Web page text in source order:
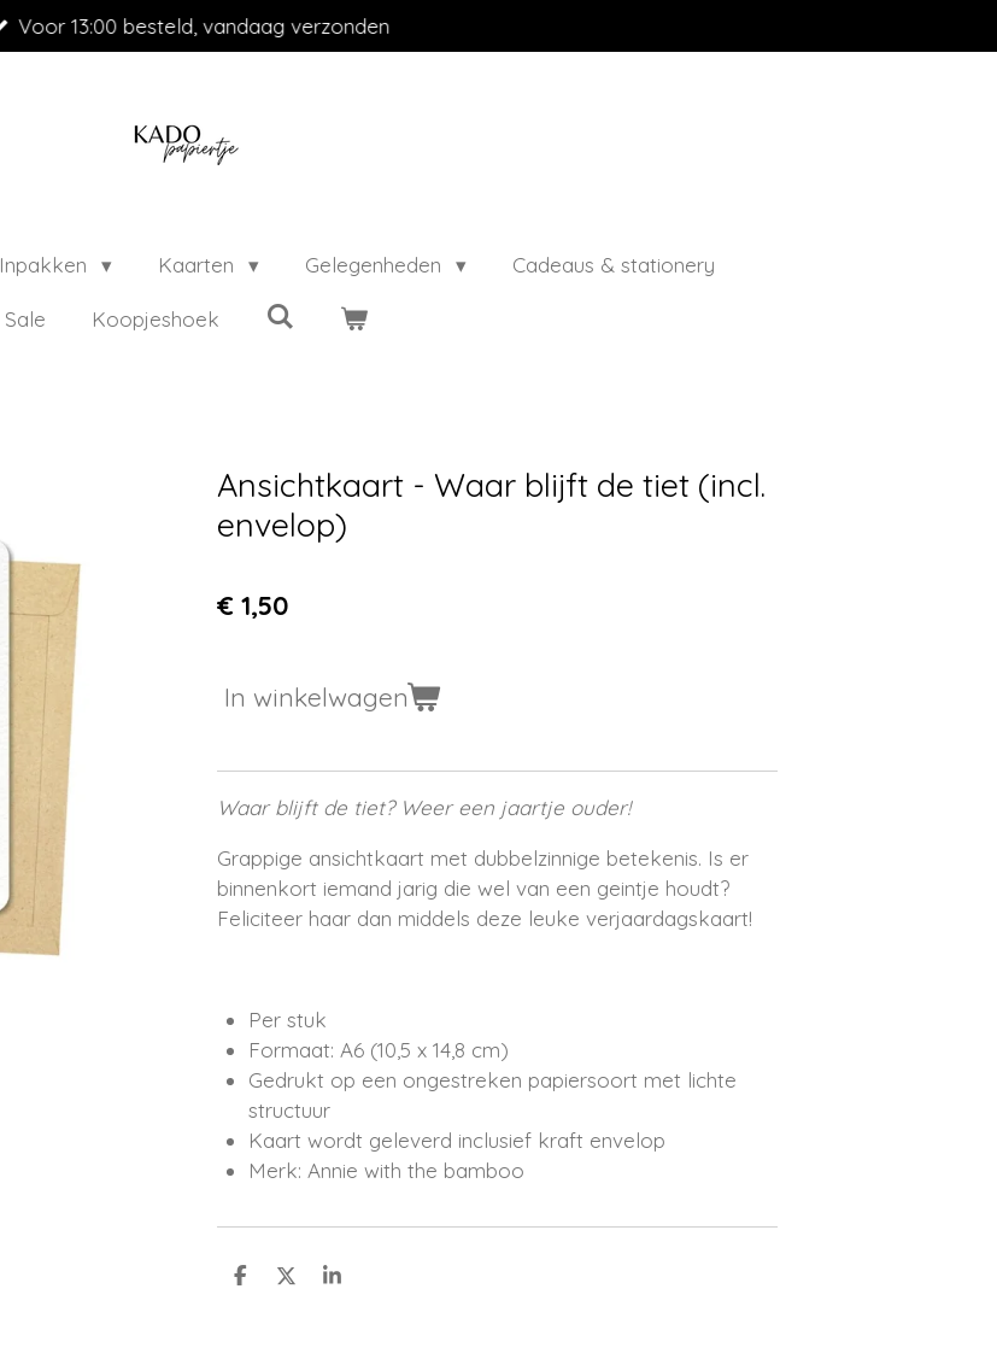
Voor 13:00 besteld, vandaag verzonden
Inpakken Kaarten Gelegenheden Cadeaus & stationery
Sale Koopjeshoek
Ansichtkaart - Waar blijft de tiet (incl.
envelop)
€ 1,50
In winkelwagen
Waar blijft de tiet? Weer een jaartje ouder!
Grappige ansichtkaart met dubbelzinnige betekenis. Is er
binnenkort iemand jarig die wel van een geintje houdt?
Feliciteer haar dan middels deze leuke verjaardagskaart!
Per stuk
Formaat: A6 (10,5 x 14,8 cm)
Gedrukt op een ongestreken papiersoort met lichte
structuur
Kaart wordt geleverd inclusief kraft envelop
Merk: Annie with the bamboo
D
D
S